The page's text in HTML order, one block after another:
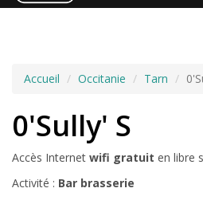
Accueil Occitanie Tarn
0'Sully' S
Accès Internet wifi gratuit en libre
Activité : Bar brasserie